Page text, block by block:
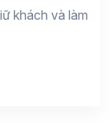
khách và làm